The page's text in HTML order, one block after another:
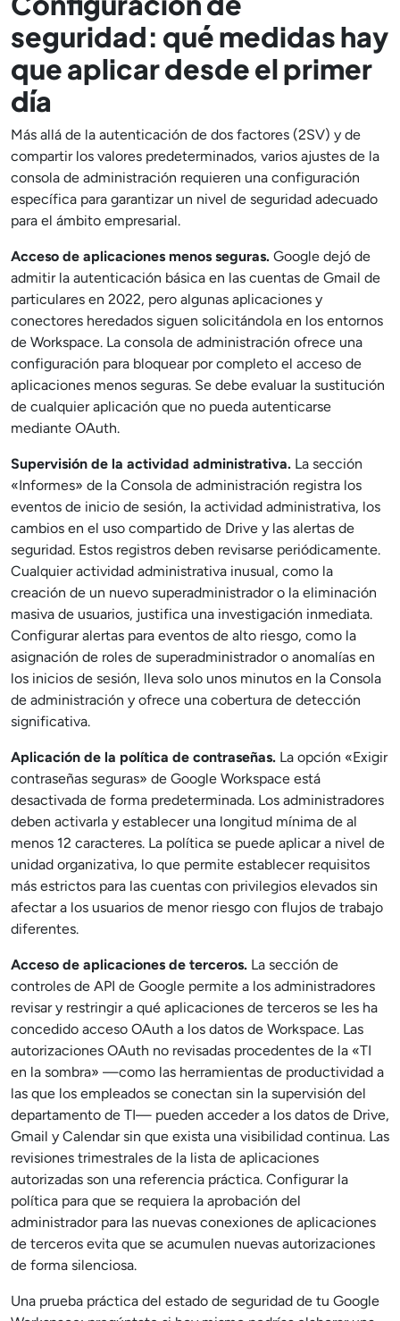
seguridad: qué medidas hay
que aplicar desde el primer
día
Más allá de la autenticación de dos factores (2SV) y de
compartir los valores predeterminados, varios ajustes de la
consola de administración requieren una configuración
específica para garantizar un nivel de seguridad adecuado
para el ámbito empresarial.
Acceso de aplicaciones menos seguras. Google dejó de
admitir la autenticación básica en las cuentas de Gmail de
particulares en 2022, pero algunas aplicaciones y
conectores heredados siguen solicitándola en los entornos
de Workspace. La consola de administración ofrece una
configuración para bloquear por completo el acceso de
aplicaciones menos seguras. Se debe evaluar la sustitución
de cualquier aplicación que no pueda autenticarse
mediante OAuth.
Supervisión de la actividad administrativa. La sección
«Informes» de la Consola de administración registra los
eventos de inicio de sesión, la actividad administrativa, los
cambios en el uso compartido de Drive y las alertas de
seguridad. Estos registros deben revisarse periódicamente.
Cualquier actividad administrativa inusual, como la
creación de un nuevo superadministrador o la eliminación
masiva de usuarios, justifica una investigación inmediata.
Configurar alertas para eventos de alto riesgo, como la
asignación de roles de superadministrador o anomalías en
los inicios de sesión, lleva solo unos minutos en la Consola
de administración y ofrece una cobertura de detección
significativa.
Aplicación de la política de contraseñas. La opción «Exigir
contraseñas seguras» de Google Workspace está
desactivada de forma predeterminada. Los administradores
deben activarla y establecer una longitud mínima de al
menos 12 caracteres. La política se puede aplicar a nivel de
unidad organizativa, lo que permite establecer requisitos
más estrictos para las cuentas con privilegios elevados sin
afectar a los usuarios de menor riesgo con flujos de trabajo
diferentes.
Acceso de aplicaciones de terceros. La sección de
controles de API de Google permite a los administradores
revisar y restringir a qué aplicaciones de terceros se les ha
concedido acceso OAuth a los datos de Workspace. Las
autorizaciones OAuth no revisadas procedentes de la «TI
en la sombra» —como las herramientas de productividad a
las que los empleados se conectan sin la supervisión del
departamento de TI— pueden acceder a los datos de Drive,
Gmail y Calendar sin que exista una visibilidad continua. Las
revisiones trimestrales de la lista de aplicaciones
autorizadas son una referencia práctica. Configurar la
política para que se requiera la aprobación del
administrador para las nuevas conexiones de aplicaciones
de terceros evita que se acumulen nuevas autorizaciones
de forma silenciosa.
Una prueba práctica del estado de seguridad de tu Google